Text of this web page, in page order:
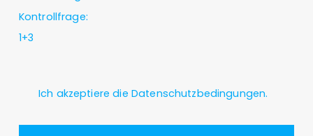
Kontrollfrage:
1+3
Ich akzeptiere dieDatenschutzbedingungen.